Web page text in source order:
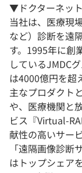
▼ドクターネッ
当社は、医療現
など）診断を遠
す。1995年に創
しているJMDC
は4000億円を超
主なプロダクト
や、医療機関と
ビス『Virtual-
献性の高いサー
「遠隔画像診
はトップシェア